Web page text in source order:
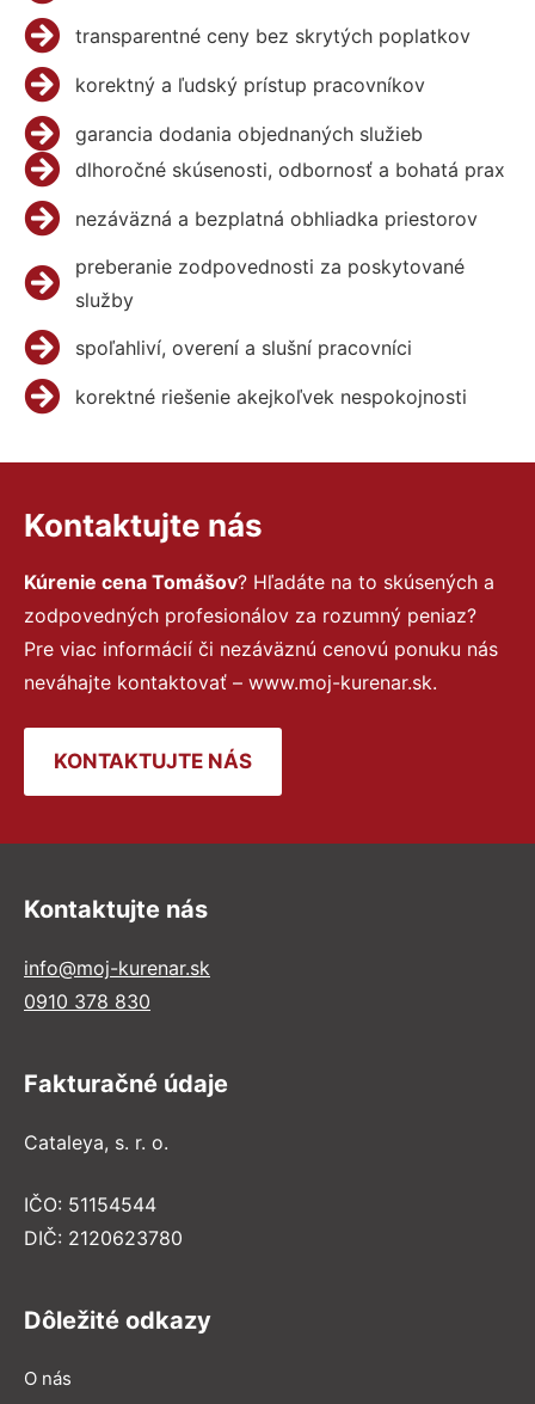
transparentné ceny bez skrytých poplatkov
korektný a ľudský prístup pracovníkov
garancia dodania objednaných služieb
dlhoročné skúsenosti, odbornosť a bohatá prax
nezáväzná a bezplatná obhliadka priestorov
preberanie zodpovednosti za poskytované
služby
spoľahliví, overení a slušní pracovníci
korektné riešenie akejkoľvek nespokojnosti
Kontaktujte nás
Kúrenie cena Tomášov? Hľadáte na to skúsených a
zodpovedných profesionálov za rozumný peniaz?
Pre viac informácií či nezáväznú cenovú ponuku nás
neváhajte kontaktovať – www.moj-kurenar.sk.
KONTAKTUJTE NÁS
Kontaktujte nás
info@moj-kurenar.sk
0910 378 830
Fakturačné údaje
Cataleya, s. r. o.
IČO: 51154544
DIČ: 2120623780
Dôležité odkazy
O nás